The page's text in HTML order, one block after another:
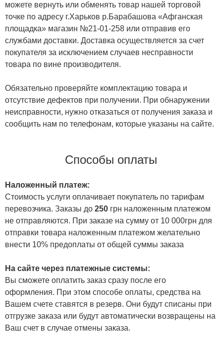
можете вернуть или обменять товар нашей торговой
точке по адресу г.Харьков р.Барабашова «Афганская
площадка» магазин №21-01-258 или отправив его
службами доставки. Доставка осуществляется за счет
покупателя за исключением случаев несправности
товара по вине производителя.
Обязательно проверяйте комплектацию товара и
отсутствие дефектов при получении. При обнаружении
неисправности, нужно отказаться от получения заказа и
сообщить нам по телефонам, которые указаны на сайте.
Способы оплаты
Наложенный платеж:
Стоимость услуги оплачивает покупатель по тарифам
перевозчика. Заказы до 250 грн наложенным платежом
не отправляются. При заказе на сумму от 10 000грн для
отправки товара наложенным платежом желательно
внести 10% предоплаты от общей суммы заказа
На сайте через платежные системы:
Вы сможете оплатить заказ сразу после его
оформления. При этом способе оплаты, средства на
Вашем счете ставятся в резерв. Они будут списаны при
отгрузке заказа или будут автоматически возвращены на
Ваш счет в случае отмены заказа.